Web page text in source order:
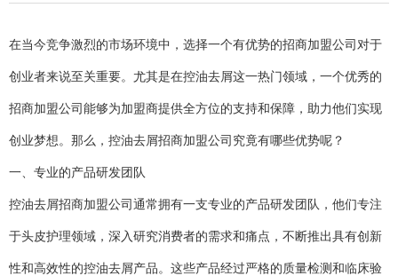
在当今竞争激烈的市场环境中，选择一个有优势的招商加盟公司对于
创业者来说至关重要。尤其是在控油去屑这一热门领域，一个优秀的
招商加盟公司能够为加盟商提供全方位的支持和保障，助力他们实现
创业梦想。那么，控油去屑招商加盟公司究竟有哪些优势呢？
一、专业的产品研发团队
控油去屑招商加盟公司通常拥有一支专业的产品研发团队，他们专注
于头皮护理领域，深入研究消费者的需求和痛点，不断推出具有创新
性和高效性的控油去屑产品。这些产品经过严格的质量检测和临床验